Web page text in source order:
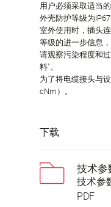
用户必须采取适当
外壳防护等级为
室外使用时，插头
等级的进一步信息
请观察污染程度和
料"。
为了将电缆接头与
cNm）。
下载
技术参
技术参
PDF